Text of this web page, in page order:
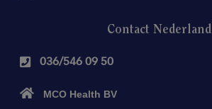
Contact Nederland
036/546 09 50
MCO Health BV